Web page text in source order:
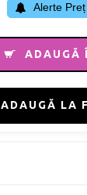
Alerte
ADAUGĂ
ADAUGĂ LA